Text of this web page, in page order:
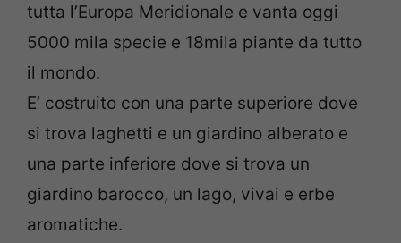
tutta l’Europa Meridionale e vanta oggi
5000 mila specie e 18mila piante da tutto
il mondo.
E’ costruito con una parte superiore dove
si trova laghetti e un giardino alberato e
una parte inferiore dove si trova un
giardino barocco, un lago, vivai e erbe
aromatiche.